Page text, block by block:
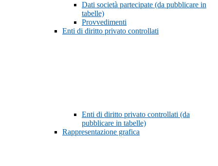
Dati società partecipate (da pubblicare in
tabelle)
Provvedimenti
Enti di diritto privato controllati
Enti di diritto privato controllati (da
pubblicare in tabelle)
Rappresentazione grafica